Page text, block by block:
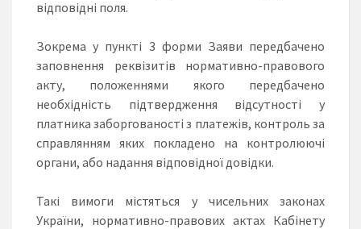
відповідні поля.
Зокрема у пункті 3 форми Заяви передбачено
заповнення реквізитів нормативно-правового
акту, положеннями якого передбачено
необхідність підтвердження відсутності у
платника заборгованості з платежів, контроль за
справлянням яких покладено на контролюючі
органи, або надання відповідної довідки.
Такі вимоги містяться у чисельних законах
України, нормативно-правових актах Кабінету